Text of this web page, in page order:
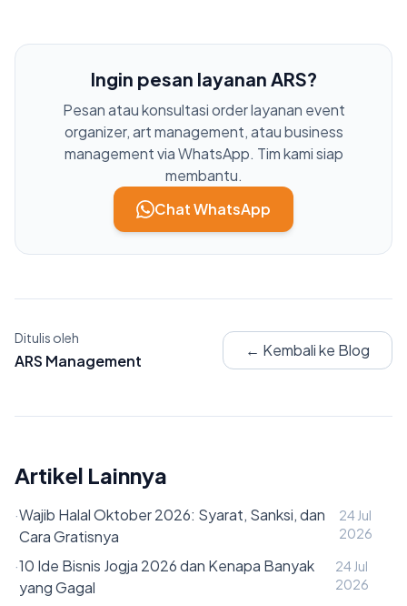
Ingin pesan layanan ARS?
Pesan atau konsultasi order layanan event
organizer, art management, atau business
management via WhatsApp. Tim kami siap
membantu.
Chat WhatsApp
Ditulis oleh
ARS Management
← Kembali ke Blog
Artikel Lainnya
·Wajib Halal Oktober 2026: Syarat, Sanksi, dan
Cara Gratisnya
24 Jul
2026
·10 Ide Bisnis Jogja 2026 dan Kenapa Banyak
yang Gagal
24 Jul
2026